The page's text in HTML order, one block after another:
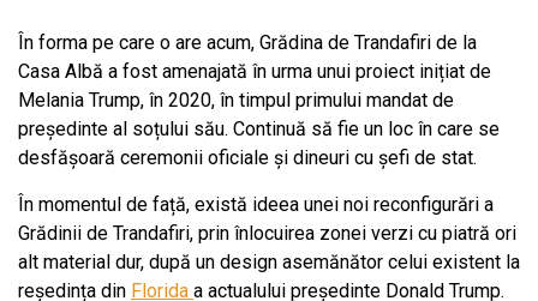
În forma pe care o are acum, Grădina de Trandafiri de la
Casa Albă a fost amenajată în urma unui proiect inițiat de
Melania Trump, în 2020, în timpul primului mandat de
președinte al soțului său. Continuă să fie un loc în care se
desfășoară ceremonii oficiale și dineuri cu șefi de stat.
În momentul de față, există ideea unei noi reconfigurări a
Grădinii de Trandafiri, prin înlocuirea zonei verzi cu piatră ori
alt material dur, după un design asemănător celui existent la
reședința din Florida a actualului președinte Donald Trump.